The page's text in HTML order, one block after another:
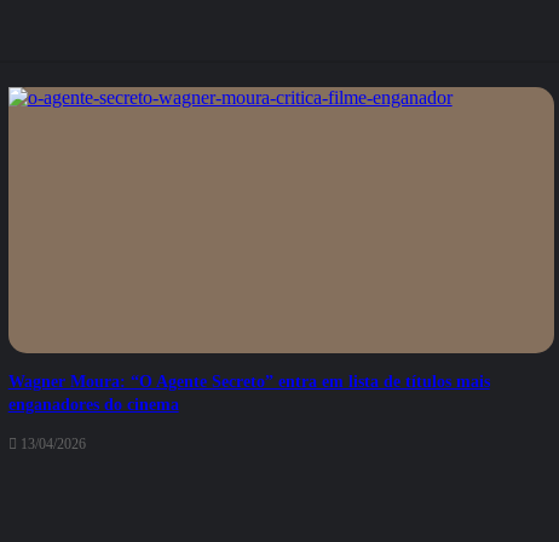
Wagner Moura: “O Agente Secreto” entra em lista de títulos mais
enganadores do cinema
13/04/2026